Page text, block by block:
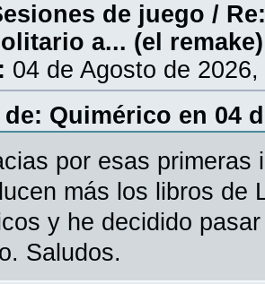
de juego /
a... (el remake)
04 de Agosto de
Quimérico en 04
por esas primeras
más los libros de
y he decidido
Saludos.